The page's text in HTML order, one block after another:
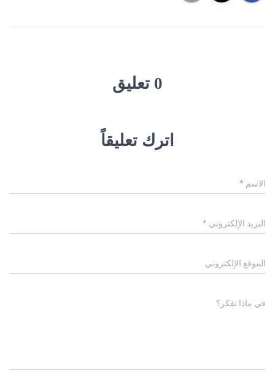
0 تعليق
اترك تعليقاً
الاسم *
البريد الإلكتروني *
الموقع الإلكتروني
في ماذا تفكر؟